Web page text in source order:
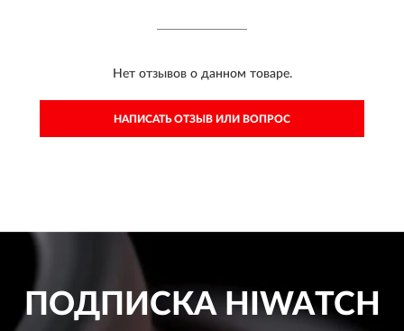
Нет отзывов о данном товаре.
НАПИСАТЬ ОТЗЫВ ИЛИ ВОПРОС
ПОДПИСКАHIWATCH